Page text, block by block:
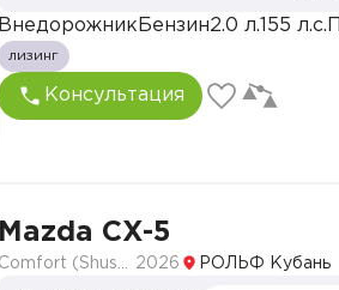
Внедорожник Бензин2.0 л. 155 л.с.
лизинг
Консультация
Mazda CX-5
2026 РОЛЬФ Кубань